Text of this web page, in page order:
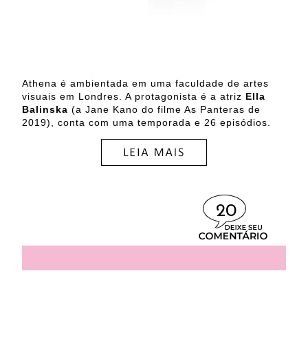
Athena é ambientada em uma faculdade de artes
visuais em Londres. A protagonista é a atriz Ella
Balinska (a Jane Kano do filme As Panteras de
2019), conta com uma temporada e 26 episódios.
20